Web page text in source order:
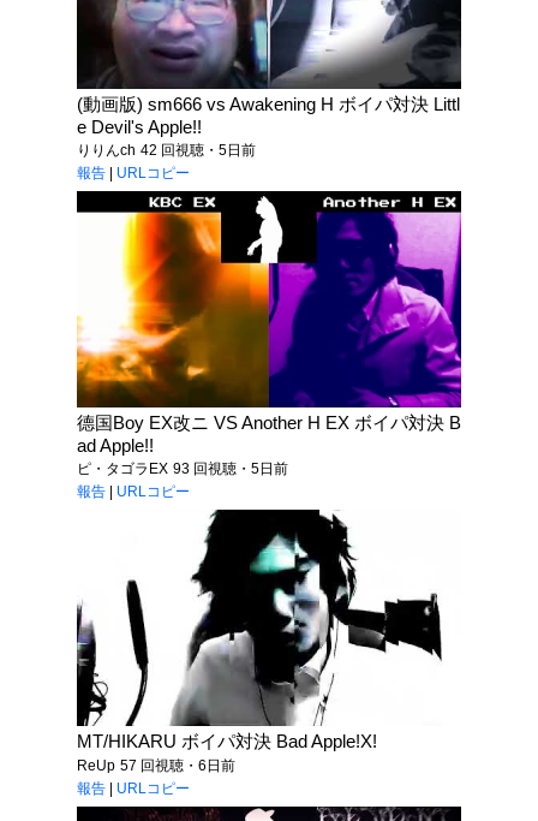
(動画版) sm666 vs Awakening H ボイパ対決 Littl
e Devil's Apple!!
りりんch 42 回視聴・5日前
報告
URLコピー
德国Boy EX改ニ VS Another H EX ボイパ対決 B
ad Apple!!
ピ・タゴラEX 93 回視聴・5日前
報告
URLコピー
MT/HIKARU ボイパ対決 Bad Apple!X!
ReUp 57 回視聴・6日前
報告
URLコピー